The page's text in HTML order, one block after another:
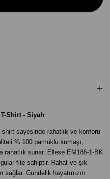
Shirt - Siyah
sayesinde rahatlık ve konforu
% 100 pamuklu kumaşı,
rahatlık sunar. Ellese EM186-1-BK
fite sahiptir. Rahat ve şık
Gündelik hayatınızın